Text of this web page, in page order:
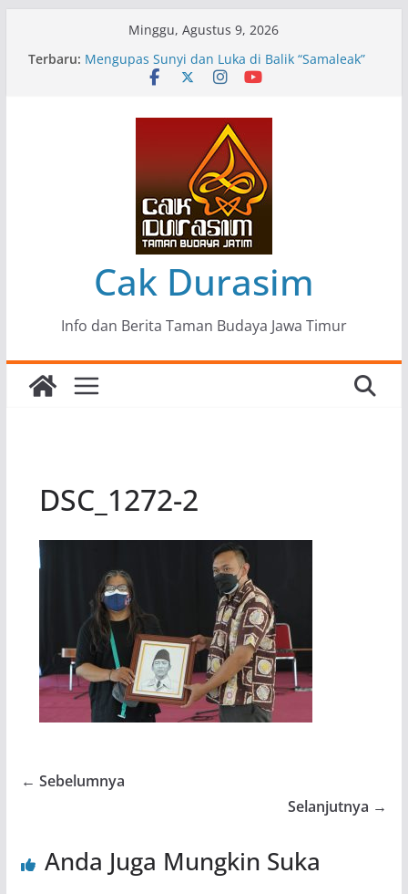
Minggu, Agustus 9, 2026
Terbaru: Pameran Lukisan Komunitas Patria Seni Rupa
Kota Blitar : Ketika “Bergerak” Menjadi Mantra
Mengupas Sunyi dan Luka di Balik “Samaleak”
Menjaga Marwah Seni dan Budaya: Catatan
Kunjungan Kerja Ir. Bambang Haryo Soekartono
(BHS) Anggota DPR RI ke Taman Budaya Jawa
Pameran Tunggal 35 Karya Agus Koecink
“Tumbang Tambang”, Ungkapan Kritis Tentang
Derita Pekerja Pertambangan
Cak Durasim
Info dan Berita Taman Budaya Jawa Timur
DSC_1272-2
← Sebelumnya
Selanjutnya →
Anda Juga Mungkin Suka